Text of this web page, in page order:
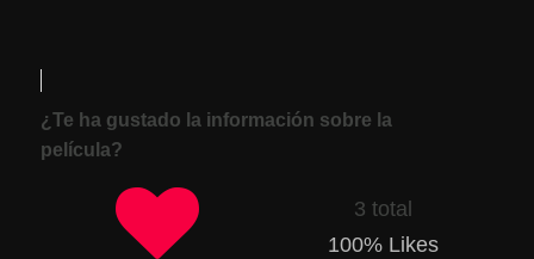
¿Te ha gustado la información sobre la
película?
3 total
100% Likes